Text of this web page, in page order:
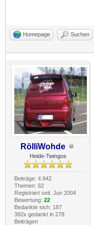
Homepage Suchen
RölliWohde
Heide-Twingos
Beiträge: 4.942
Themen: 62
Registriert seit: Jun 2004
Bewertung: 22
Bedankte sich: 187
392x gedankt in 278
Beiträgen